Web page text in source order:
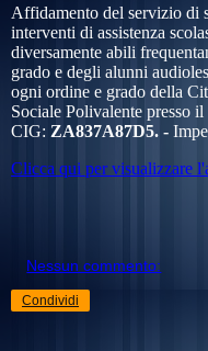
Affidamento del servizio di
interventi di assistenza
diversamente abili
grado e degli alunni
ogni ordine e grado della
Sociale Polivalente presso
CIG: ZA837A87D5. -
Clicca qui per visualizzare
Nessun commento:
Condividi